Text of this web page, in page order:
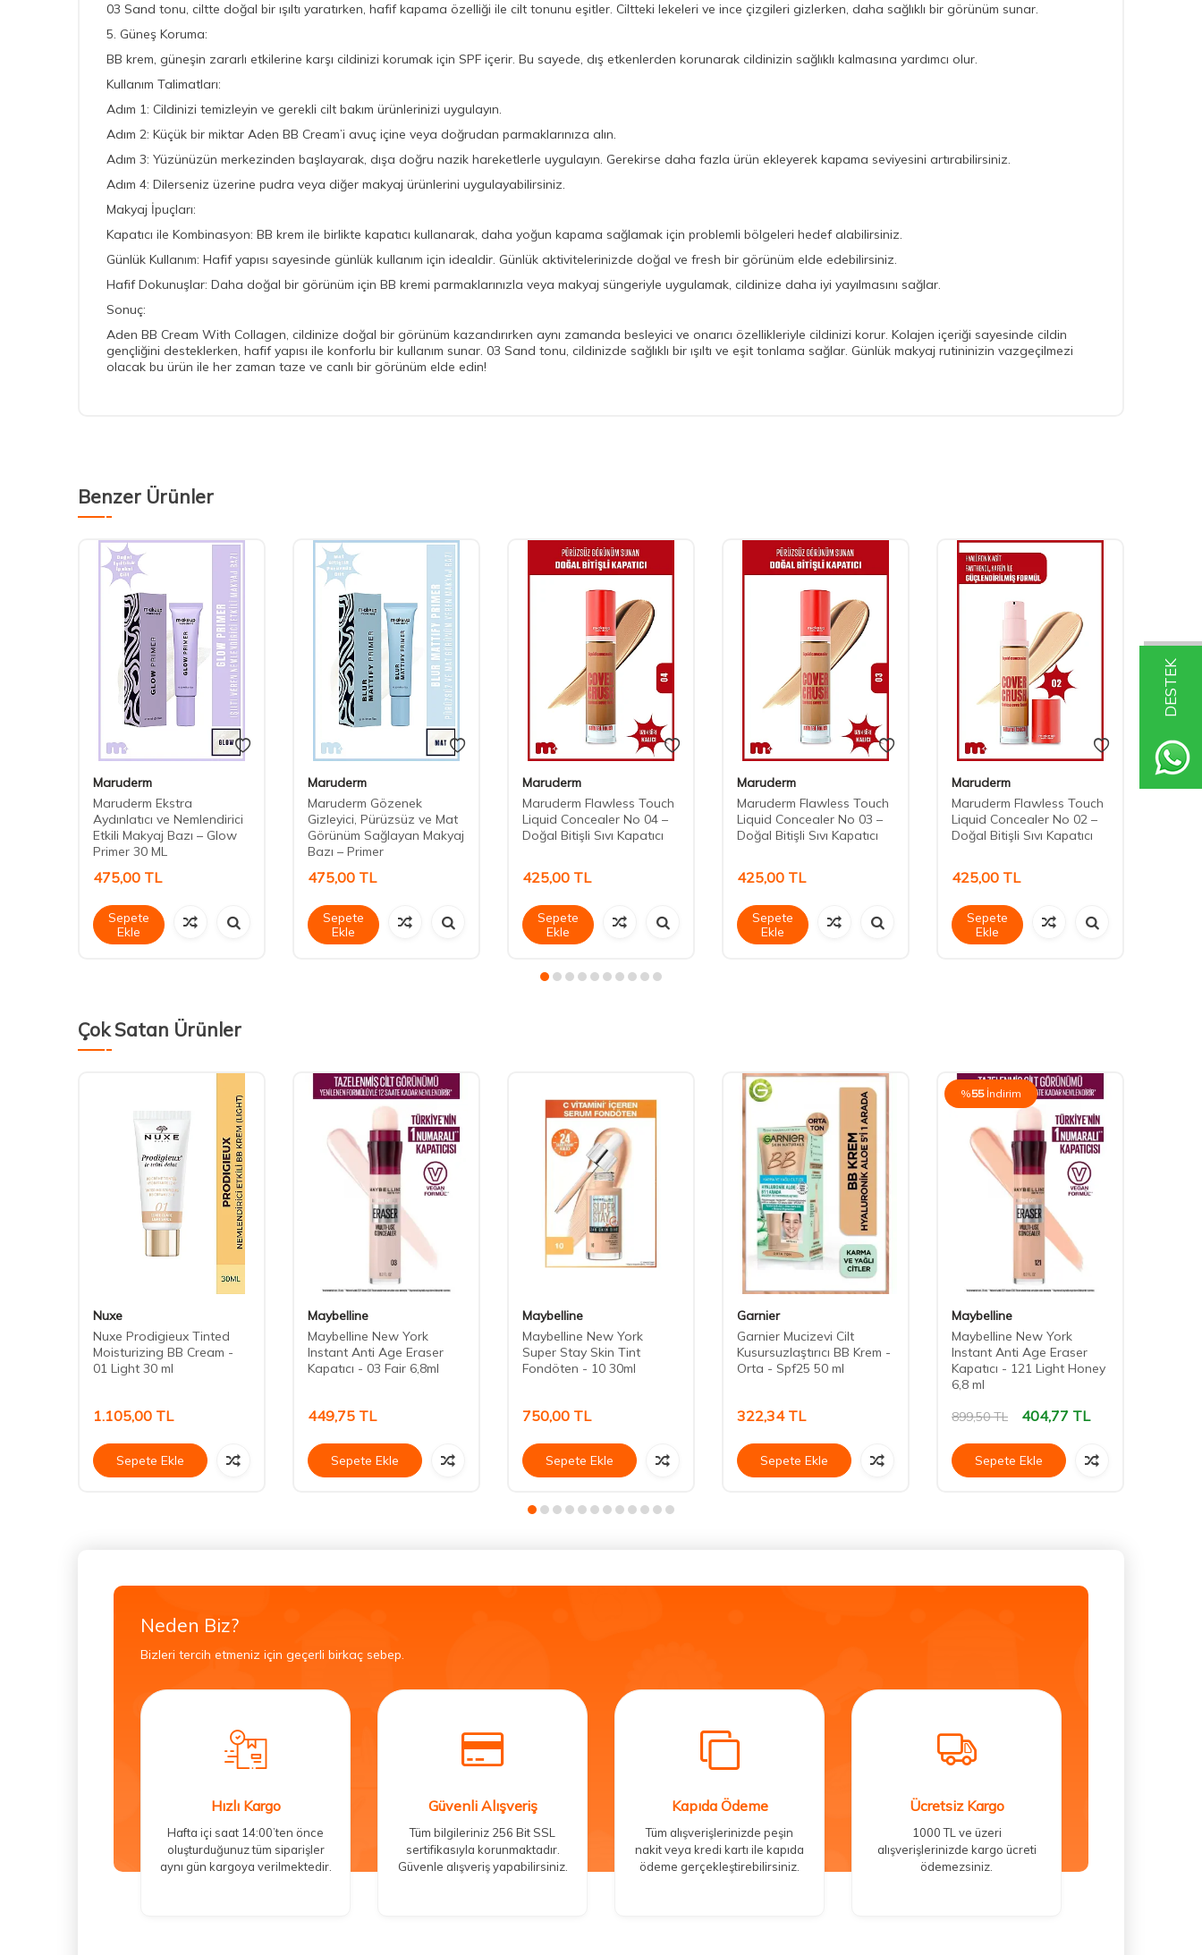
DESTEK
03 Sand tonu, ciltte doğal bir ışıltı yaratırken, hafif kapama özelliği ile cilt tonunu eşitler. Ciltteki lekeleri ve ince çizgileri gizlerken, daha sağlıklı bir görünüm sunar.
5. Güneş Koruma:
BB krem, güneşin zararlı etkilerine karşı cildinizi korumak için SPF içerir. Bu sayede, dış etkenlerden korunarak cildinizin sağlıklı kalmasına yardımcı olur.
Kullanım Talimatları:
Adım 1: Cildinizi temizleyin ve gerekli cilt bakım ürünlerinizi uygulayın.
Adım 2: Küçük bir miktar Aden BB Cream’i avuç içine veya doğrudan parmaklarınıza alın.
Adım 3: Yüzünüzün merkezinden başlayarak, dışa doğru nazik hareketlerle uygulayın. Gerekirse daha fazla ürün ekleyerek kapama seviyesini artırabilirsiniz.
Adım 4: Dilerseniz üzerine pudra veya diğer makyaj ürünlerini uygulayabilirsiniz.
Makyaj İpuçları:
Kapatıcı ile Kombinasyon: BB krem ile birlikte kapatıcı kullanarak, daha yoğun kapama sağlamak için problemli bölgeleri hedef alabilirsiniz.
Günlük Kullanım: Hafif yapısı sayesinde günlük kullanım için idealdir. Günlük aktivitelerinizde doğal ve fresh bir görünüm elde edebilirsiniz.
Hafif Dokunuşlar: Daha doğal bir görünüm için BB kremi parmaklarınızla veya makyaj süngeriyle uygulamak, cildinize daha iyi yayılmasını sağlar.
Sonuç:
Aden BB Cream With Collagen, cildinize doğal bir görünüm kazandırırken aynı zamanda besleyici ve onarıcı özellikleriyle cildinizi korur. Kolajen içeriği sayesinde cildin
gençliğini desteklerken, hafif yapısı ile konforlu bir kullanım sunar. 03 Sand tonu, cildinizde sağlıklı bir ışıltı ve eşit tonlama sağlar. Günlük makyaj rutininizin vazgeçilmezi
olacak bu ürün ile her zaman taze ve canlı bir görünüm elde edin!
Benzer Ürünler
Maruderm
Maruderm Ekstra
Aydınlatıcı ve Nemlendirici
Etkili Makyaj Bazı – Glow
Primer 30 ML
475,00 TL
Sepete
Ekle
Maruderm
Maruderm Gözenek
Gizleyici, Pürüzsüz ve Mat
Görünüm Sağlayan Makyaj
Bazı – Primer
475,00 TL
Sepete
Ekle
Maruderm
Maruderm Flawless Touch
Liquid Concealer No 04 –
Doğal Bitişli Sıvı Kapatıcı
425,00 TL
Sepete
Ekle
Maruderm
Maruderm Flawless Touch
Liquid Concealer No 03 –
Doğal Bitişli Sıvı Kapatıcı
425,00 TL
Sepete
Ekle
Maruderm
Maruderm Flawless Touch
Liquid Concealer No 02 –
Doğal Bitişli Sıvı Kapatıcı
425,00 TL
Sepete
Ekle
Çok Satan Ürünler
Nuxe
Nuxe Prodigieux Tinted
Moisturizing BB Cream -
01 Light 30 ml
1.105,00 TL
Sepete Ekle
Maybelline
Maybelline New York
Instant Anti Age Eraser
Kapatıcı - 03 Fair 6,8ml
449,75 TL
Sepete Ekle
Maybelline
Maybelline New York
Super Stay Skin Tint
Fondöten - 10 30ml
750,00 TL
Sepete Ekle
Garnier
Garnier Mucizevi Cilt
Kusursuzlaştırıcı BB Krem -
Orta - Spf25 50 ml
322,34TL
Sepete Ekle
%55 İndirim
Maybelline
Maybelline New York
Instant Anti Age Eraser
Kapatıcı - 121 Light Honey
6,8 ml
899,50TL 404,77 TL
Sepete Ekle
Neden Biz?
Bizleri tercih etmeniz için geçerli birkaç sebep.
Hızlı Kargo
Hafta içi saat 14:00’ten önce
oluşturduğunuz tüm siparişler
aynı gün kargoya verilmektedir.
Güvenli Alışveriş
Tüm bilgileriniz 256 Bit SSL
sertifikasıyla korunmaktadır.
Güvenle alışveriş yapabilirsiniz.
Kapıda Ödeme
Tüm alışverişlerinizde peşin
nakit veya kredi kartı ile kapıda
ödeme gerçekleştirebilirsiniz.
Ücretsiz Kargo
1000 TL ve üzeri
alışverişlerinizde kargo ücreti
ödemezsiniz.